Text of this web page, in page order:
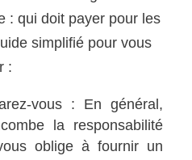
: qui doit payer pour les
simplifié pour vous
:
vous : En général,
la responsabilité
oblige à fournir un